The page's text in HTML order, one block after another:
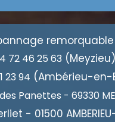
remorquable
72 46 25 63 (Meyzieu)
23 94 (Ambérieu-en-
Panettes - 69330
- 01500